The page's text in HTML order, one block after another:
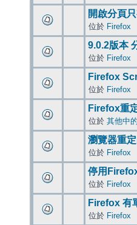
開啟分頁
位於 Firefox
9.0.2版本
位於 Firefox
Firefox
位於 Firefox
Firefox重
位於 其他中
瀏覽器重
位於 Firefox
停用
位於 Firefox
Firefox 有
位於 Firefox